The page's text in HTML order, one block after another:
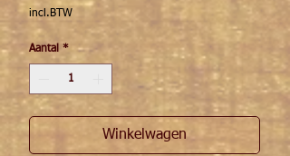
incl.BTW
Aantal *
Winkelwagen